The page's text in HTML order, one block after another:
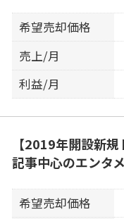
希望売却価格
売上/月
利益/月
【2019年開設新
記事中心のエンタ
希望売却価格